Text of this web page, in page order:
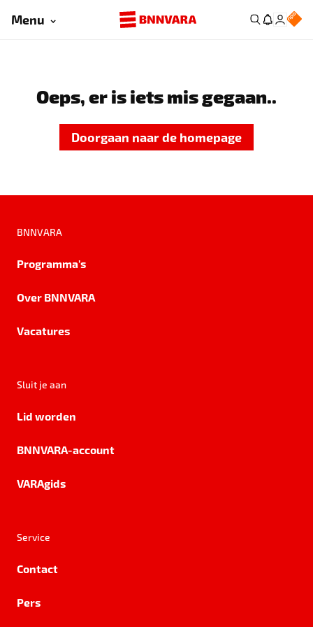
Menu
Oeps, er is iets mis gegaan..
Doorgaan naar de homepage
BNNVARA
Programma's
Over BNNVARA
Vacatures
Sluit je aan
Lid worden
BNNVARA-account
VARAgids
Service
Contact
Pers